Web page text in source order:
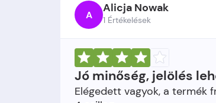
A Alicja Nowak
1 Értékelések
Jó minőség, jelölés
Elégedett vagyok, a termék